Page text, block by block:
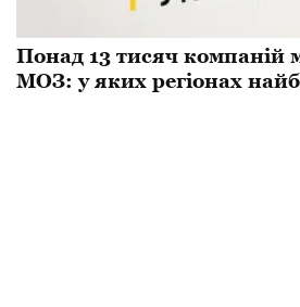
​Понад 13 тисяч компаній
МОЗ: у яких регіонах